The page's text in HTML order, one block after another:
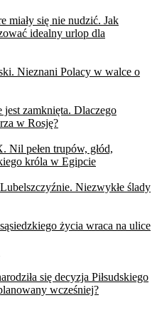
miały się nie nudzić. Jak
idealny urlop dla
Nieznani Polacy w walce o
zamknięta. Dlaczego
w Rosję?
Nil pełen trupów, głód,
króla w Egipcie
Niezwykłe ślady
życia wraca na ulice
się decyzja Piłsudskiego
wcześniej?